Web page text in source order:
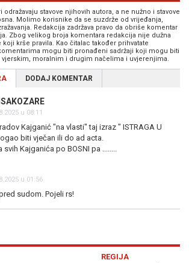
odražavaju stavove njihovih autora, a ne nužno i stavove
Molimo korisnike da se suzdrže od vrijeđanja,
Redakcija zadržava pravo da obriše komentar
Zbog velikog broja komentara redakcija nije dužna
krše pravila. Kao čitalac također prihvatate
mogu biti pronađeni sadržaji koji mogu biti
vjerskim, moralnim i drugim načelima i uvjerenjima.
DODAJ KOMENTAR
u 08:11
Kajganić "na vlasti" taj izraz " ISTRAGA U
biti vječan ili do ad acta.
svih Kajganića po BOSNI pa ........
u 01:56
sudom. Pojeli rs!